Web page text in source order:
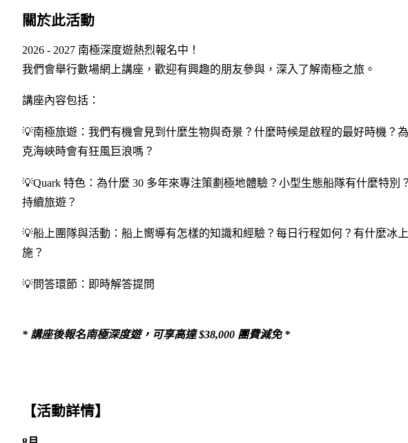
關於此活動
2026 - 2027 南極深度遊熱烈報名中！
我們會舉行數場網上講座，歡迎有興趣的朋友參與，深入了解南極之旅。
講座內容包括：
💡南極旅遊：我們有機會見到什麼生物與奇景？什麼時候是啟程的最好時機？
克海峽時會有狂風巨浪嗎？
💡Quark 特色：為什麼 30 多年來專注策劃極地體驗？小型生態船隊有什麼特別
持續旅遊？
💡船上團隊與活動：船上嚮導有怎樣的知識和經驗？每日行程如何？有什麼冰
施？
💡問答環節：即時解答提問
* 講座後報名南極深度遊，可享高達 $38,000 團費減免 *
【活動詳情】